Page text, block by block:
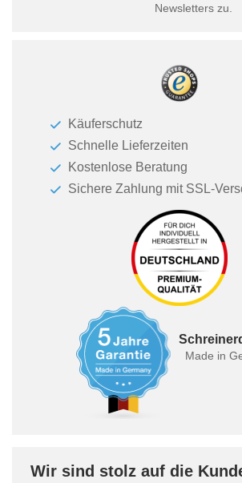
Newsletters zu.
Käuferschutz
Schnelle Lieferzeiten
Kostenlose Beratung
Sichere Zahlung mit SSL-
Made in
Wir sind stolz auf die